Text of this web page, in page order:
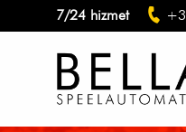
7/24 hizmet